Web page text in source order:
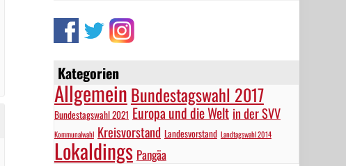
Kategorien
AllgemeinBundestagswahl 2017
Bundestagswahl 2021 Europa und die Welt in der SVV
Kommunalwahl Kreisvorstand Landesvorstand Landtagswahl 2014
Lokaldings Pangäa